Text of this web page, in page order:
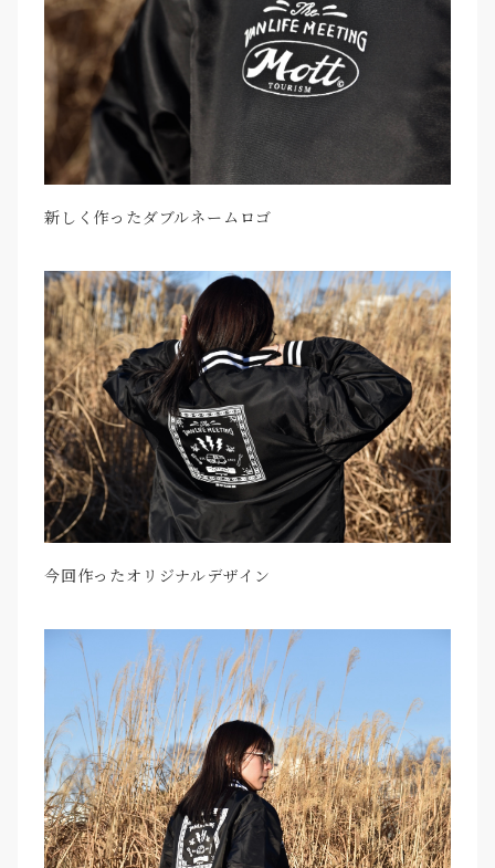
新しく作ったダブルネームロゴ
今回作ったオリジナルデザイン